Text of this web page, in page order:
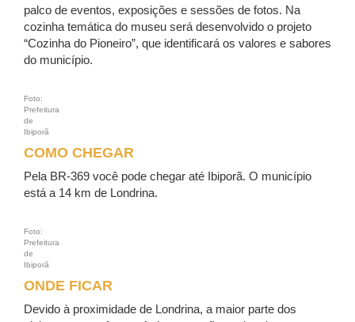
palco de eventos, exposições e sessões de fotos. Na
cozinha temática do museu será desenvolvido o projeto
“Cozinha do Pioneiro”, que identificará os valores e sabores
do município.
Foto:
Prefeitura
de
Ibiporã
COMO CHEGAR
Pela BR-369 você pode chegar até Ibiporã. O município
está a 14 km de Londrina.
Foto:
Prefeitura
de
Ibiporã
ONDE FICAR
Devido à proximidade de Londrina, a maior parte dos